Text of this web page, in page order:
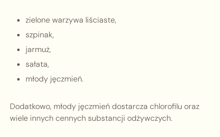
zielone warzywa liściaste,
szpinak,
jarmuż,
sałata,
młody jęczmień.
Dodatkowo, młody jęczmień dostarcza chlorofilu oraz
wiele innych cennych substancji odżywczych.